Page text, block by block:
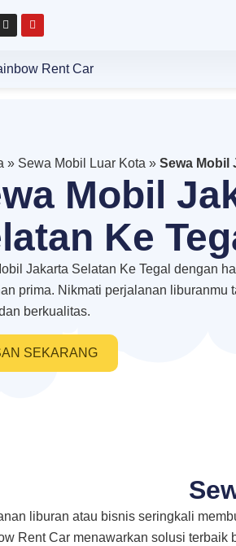
» Sewa Mobil Luar Kota » Sewa Mobil
Mobil
Ke
Jakarta Selatan Ke Tegal dengan
prima. Nikmati perjalanan liburanmu
berkualitas.
SEKARANG
liburan atau bisnis seringkali
Rent Car menawarkan solusi